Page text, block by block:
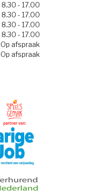
8.30 - 17.00
8.30 - 17.00
8.30 - 17.00
8.30 - 17.00
Op afspraak
Op afspraak